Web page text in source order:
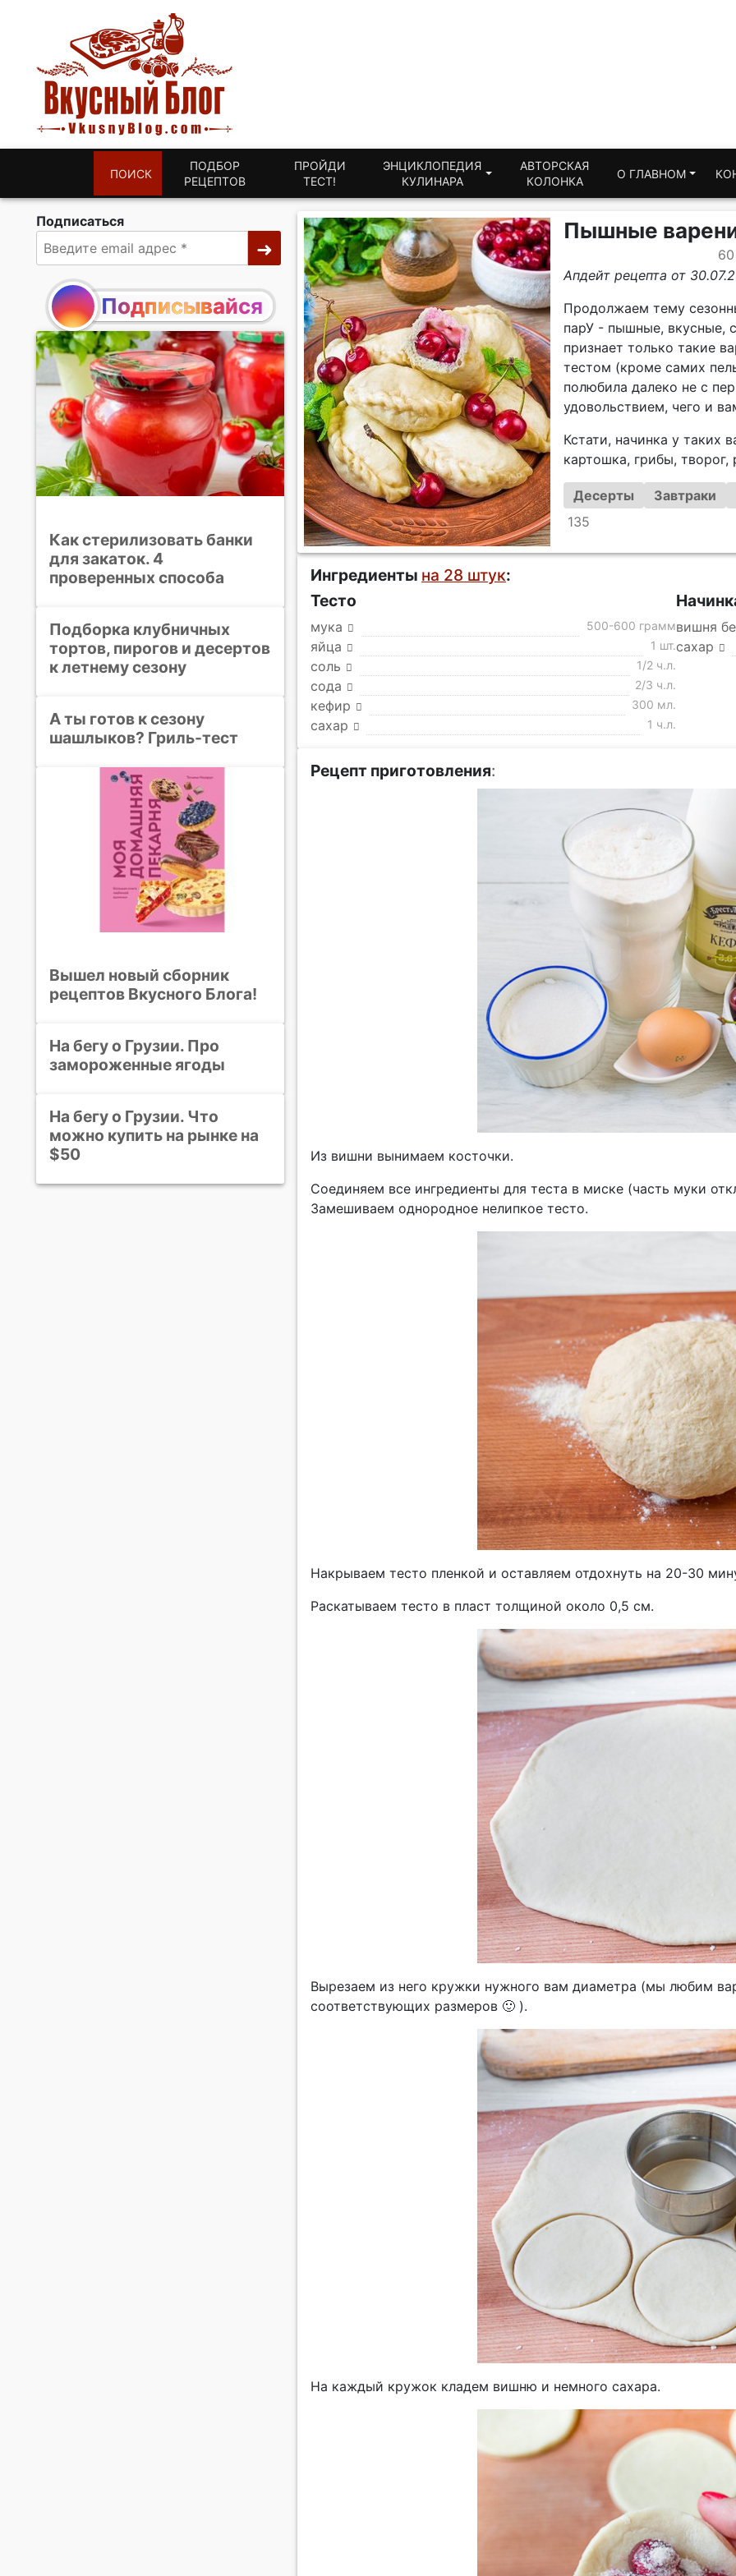
ПОИСК
ПОДБОР
РЕЦЕПТОВ
ПРОЙДИ
ТЕСТ!
ЭНЦИКЛОПЕДИЯ
КУЛИНАРА
АВТОРСКАЯ
КОЛОНКА
О ГЛАВНОМ
Пышные
Апдейт рецепта от
Продолжаем тему
парУ - пышные, вкусные,
признает только такие
тестом (кроме самих
полюбила далеко не с
удовольствием, чего и
Кстати, начинка у таких
картошка, грибы,
Десерты
Завтраки
135
Ингредиенты на 28 штук:
Тесто
мука 500-600 грамм
яйца 1 шт.
соль 1/2 ч.л.
сода 2/3 ч.л.
кефир 300 мл.
сахар 1 ч.л.
вишня
сахар
Рецепт приготовления:
Из вишни вынимаем косточки.
Соединяем все ингредиенты для теста в миске (часть муки
Замешиваем однородное нелипкое тесто.
Накрываем тесто пленкой и оставляем отдохнуть на 20-30
Раскатываем тесто в пласт толщиной около 0,5 см.
Вырезаем из него кружки нужного вам диаметра (мы любим
соответствующих размеров 🙂 ).
На каждый кружок кладем вишню и немного сахара.
Подписаться
Подписывайся
Как стерилизовать банки
для закаток. 4
проверенных способа
Подборка клубничных
тортов, пирогов и десертов
к летнему сезону
А ты готов к сезону
шашлыков? Гриль-тест
Вышел новый сборник
рецептов Вкусного Блога!
На бегу о Грузии. Про
замороженные ягоды
На бегу о Грузии. Что
можно купить на рынке на
$50